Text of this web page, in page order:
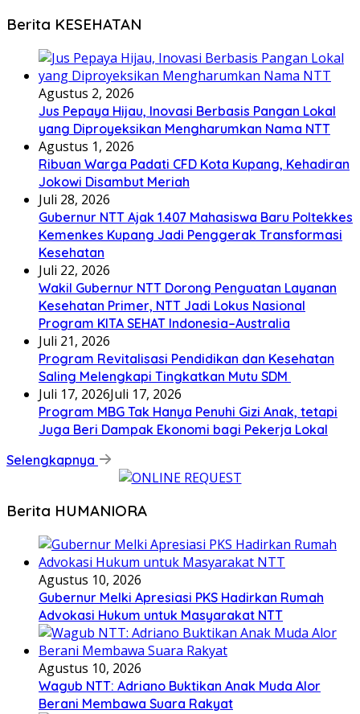
Berita KESEHATAN
Agustus 2, 2026
Jus Pepaya Hijau, Inovasi Berbasis Pangan Lokal
yang Diproyeksikan Mengharumkan Nama NTT
Agustus 1, 2026
Ribuan Warga Padati CFD Kota Kupang, Kehadiran
Jokowi Disambut Meriah
Juli 28, 2026
Gubernur NTT Ajak 1.407 Mahasiswa Baru Poltekkes
Kemenkes Kupang Jadi Penggerak Transformasi
Kesehatan
Juli 22, 2026
Wakil Gubernur NTT Dorong Penguatan Layanan
Kesehatan Primer, NTT Jadi Lokus Nasional
Program KITA SEHAT Indonesia–Australia
Juli 21, 2026
Program Revitalisasi Pendidikan dan Kesehatan
Saling Melengkapi Tingkatkan Mutu SDM
Juli 17, 2026Juli 17, 2026
Program MBG Tak Hanya Penuhi Gizi Anak, tetapi
Juga Beri Dampak Ekonomi bagi Pekerja Lokal
Selengkapnya
Berita HUMANIORA
Agustus 10, 2026
Gubernur Melki Apresiasi PKS Hadirkan Rumah
Advokasi Hukum untuk Masyarakat NTT
Agustus 10, 2026
Wagub NTT: Adriano Buktikan Anak Muda Alor
Berani Membawa Suara Rakyat